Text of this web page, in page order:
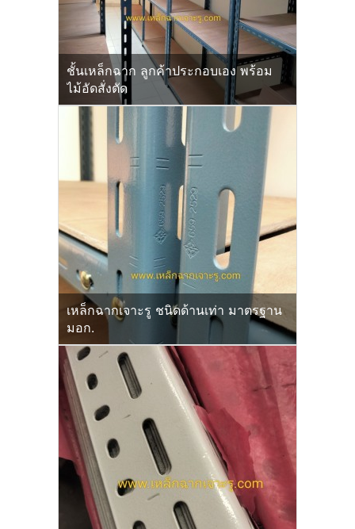
ชั้นเหล็กฉาก ลูกค้าประกอบเอง พร้อม
ไม้อัดสั่งตัด
เหล็กฉากเจาะรู ชนิดด้านเท่า มาตรฐาน
มอก.